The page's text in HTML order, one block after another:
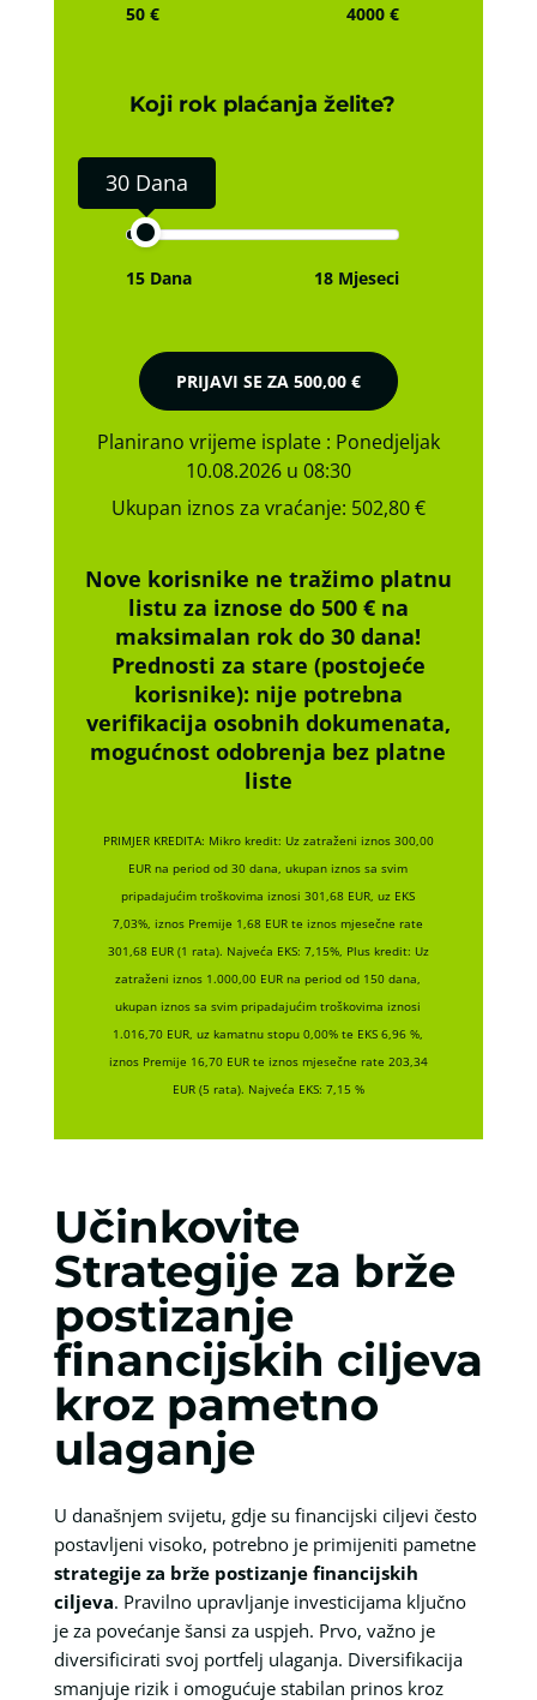
50 € 4000 €
Koji rok plaćanja želite?
30 Dana
15 Dana 18 Mjeseci
PRIJAVI SE ZA 500,00 €
Planirano vrijeme isplate : Ponedjeljak
10.08.2026 u 08:30
Ukupan iznos za vraćanje: 502,80 €
Nove korisnike ne tražimo platnu
listu za iznose do 500 € na
maksimalan rok do 30 dana!
Prednosti za stare (postojeće
korisnike): nije potrebna
verifikacija osobnih dokumenata,
mogućnost odobrenja bez platne
liste
PRIMJER KREDITA: Mikro kredit: Uz zatraženi iznos 300,00
EUR na period od 30 dana, ukupan iznos sa svim
pripadajućim troškovima iznosi 301,68 EUR, uz EKS
7,03%, iznos Premije 1,68 EUR te iznos mjesečne rate
301,68 EUR (1 rata). Najveća EKS: 7,15%, Plus kredit: Uz
zatraženi iznos 1.000,00 EUR na period od 150 dana,
ukupan iznos sa svim pripadajućim troškovima iznosi
1.016,70 EUR, uz kamatnu stopu 0,00% te EKS 6,96 %,
iznos Premije 16,70 EUR te iznos mjesečne rate 203,34
EUR (5 rata). Najveća EKS: 7,15 %
Učinkovite
Strategije za brže
postizanje
financijskih ciljeva
kroz pametno
ulaganje
U današnjem svijetu, gdje su financijski ciljevi često
postavljeni visoko, potrebno je primijeniti pametne
strategije za brže postizanje financijskih
ciljeva. Pravilno upravljanje investicijama ključno
je za povećanje šansi za uspjeh. Prvo, važno je
diversificirati svoj portfelj ulaganja. Diversifikacija
smanjuje rizik i omogućuje stabilan prinos kroz